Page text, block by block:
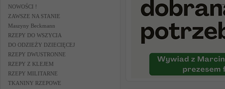
NOWOŚCI !
ZAWSZE NA STANIE
Maszyny Beckmann
RZEPY DO WSZYCIA
DO ODZIEŻY DZIECIĘCEJ
RZEPY DWUSTRONNE
RZEPY Z KLEJEM
RZEPY MILITARNE
TKANINY RZEPOWE